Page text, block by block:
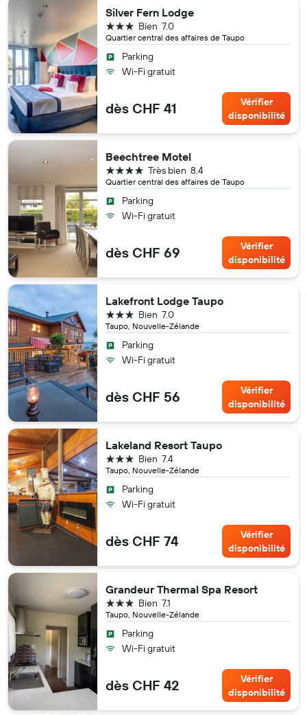
Silver Fern Lodge
Quartier central des affaires de Taupo
7.0
Bien
3 étoiles
Parking
Wi-Fi gratuit
dès CHF 41
Vérifier
disponibilité
Beechtree Motel
Quartier central des affaires de Taupo
8.4
Très bien
4 étoiles
Parking
Wi-Fi gratuit
dès CHF 69
Vérifier
disponibilité
Lakefront Lodge Taupo
Taupo, Nouvelle-Zélande
7.0
Bien
3 étoiles
Parking
Wi-Fi gratuit
dès CHF 56
Vérifier
disponibilité
Lakeland Resort Taupo
Taupo, Nouvelle-Zélande
7.4
Bien
3 étoiles
Parking
Wi-Fi gratuit
dès CHF 74
Vérifier
disponibilité
Grandeur Thermal Spa Resort
Taupo, Nouvelle-Zélande
7.1
Bien
3 étoiles
Parking
Wi-Fi gratuit
dès CHF 42
Vérifier
disponibilité